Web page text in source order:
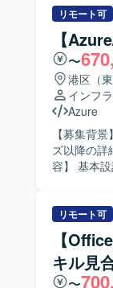
も積極的
ュニケー
【ポジシ
ことができ
まざまな要件に
Entra ID（
ます。
リモート可
【
〜
港区（
インフ
Azure
【募集背
ズ以降の詳
容】 基本
基づき、
のガバナ
設定パラ
係者との
ての設計品質お
リモート可
【
キル見
〜